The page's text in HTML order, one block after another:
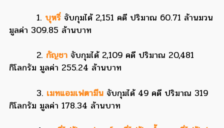
1. บุหรี่ จับกุมได้ 2,151 คดี ปริมาณ 60.71 ล้านมวน
มูลค่า 309.85 ล้านบาท
2. กัญชา จับกุมได้ 2,109 คดี ปริมาณ 20,481
กิโลกรัม มูลค่า 255.24 ล้านบาท
3. เมทแอมเฟตามีน จับกุมได้ 49 คดี ปริมาณ 319
กิโลกรัม มูลค่า 178.34 ล้านบาท